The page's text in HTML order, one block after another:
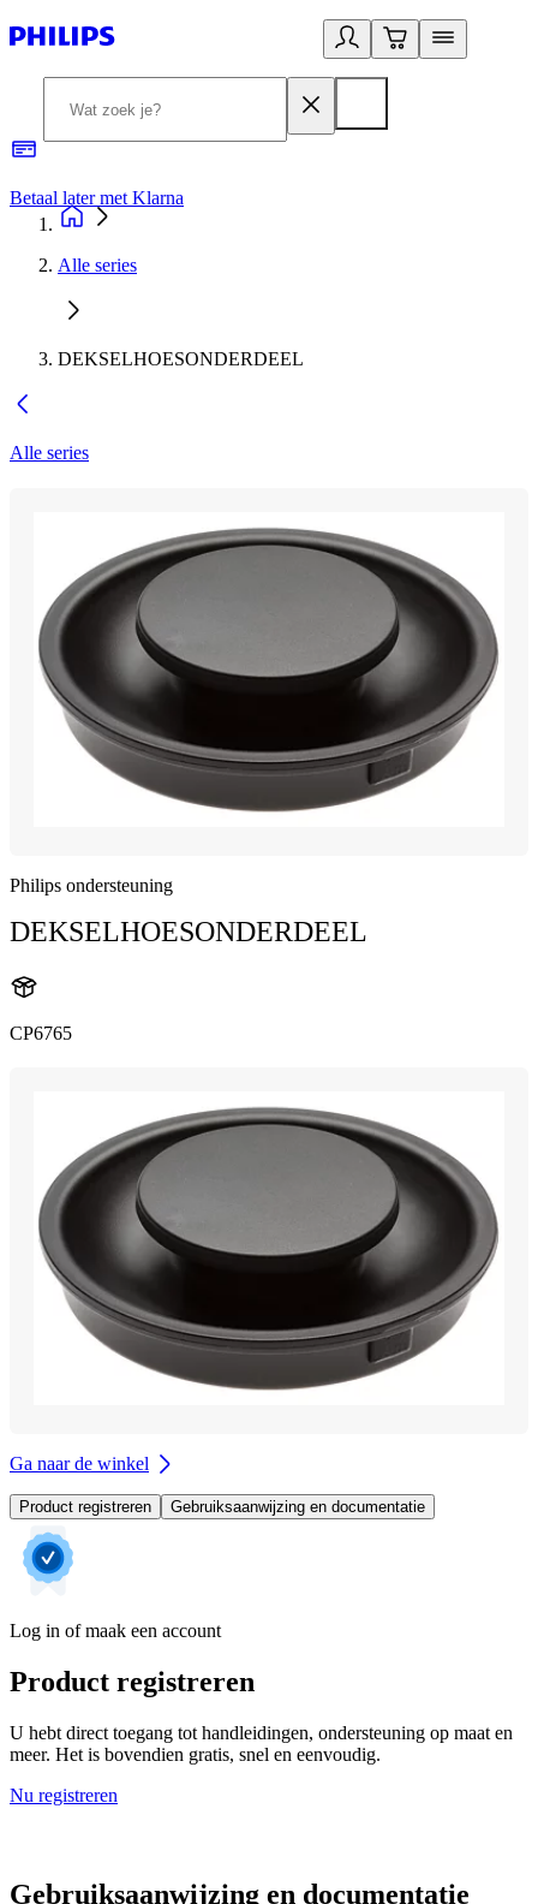
Betaal later met Klarna
Alle series
DEKSELHOESONDERDEEL
Alle series
Philips ondersteuning
DEKSELHOESONDERDEEL
CP6765
Ga naar de winkel
Product registreren Gebruiksaanwijzing en documentatie
Log in of maak een account
Product registreren
U hebt direct toegang tot handleidingen, ondersteuning op maat en
meer. Het is bovendien gratis, snel en eenvoudig.
Nu registreren
Gebruiksaanwijzing en documentatie